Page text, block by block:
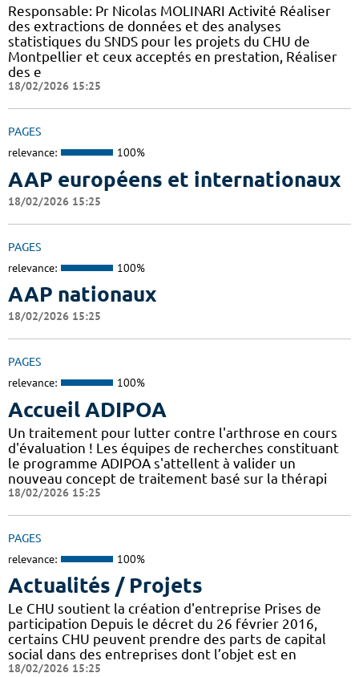
Responsable: Pr Nicolas MOLINARI Activité Réaliser
des extractions de données et des analyses
statistiques du SNDS pour les projets du CHU de
Montpellier et ceux acceptés en prestation, Réaliser
des e
18/02/2026 15:25
PAGES
relevance: 100%
AAP européens et internationaux
18/02/2026 15:25
PAGES
relevance: 100%
AAP nationaux
18/02/2026 15:25
PAGES
relevance: 100%
Accueil ADIPOA
Un traitement pour lutter contre l'arthrose en cours
d'évaluation ! Les équipes de recherches constituant
le programme ADIPOA s'attellent à valider un
nouveau concept de traitement basé sur la thérapi
18/02/2026 15:25
PAGES
relevance: 100%
Actualités / Projets
Le CHU soutient la création d'entreprise Prises de
participation Depuis le décret du 26 février 2016,
certains CHU peuvent prendre des parts de capital
social dans des entreprises dont l’objet est en
18/02/2026 15:25